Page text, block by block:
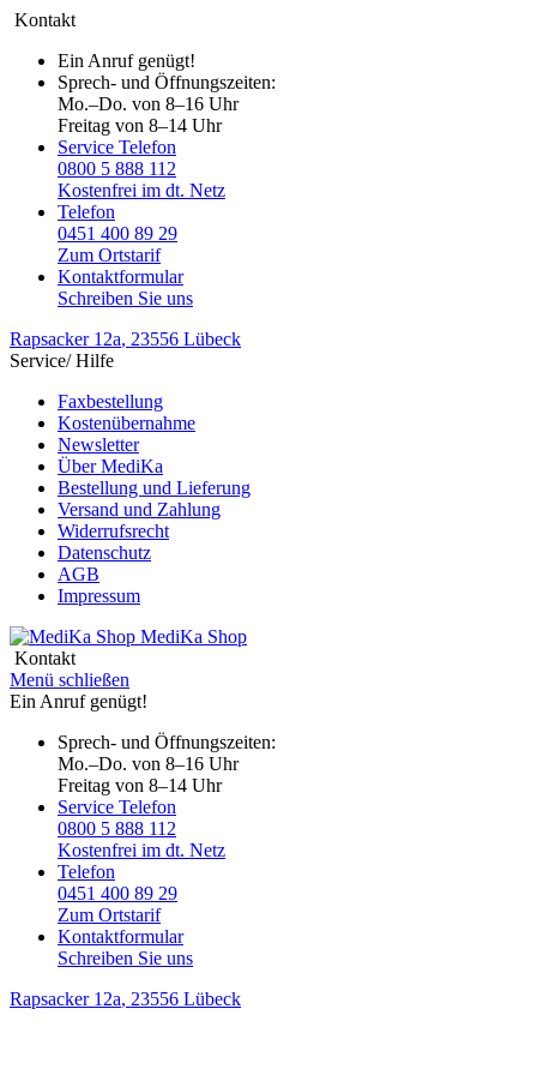
Kontakt
Ein Anruf genügt!
Sprech- und Öffnungszeiten:
Mo.–Do. von 8–16 Uhr
Freitag von 8–14 Uhr
Service Telefon
0800 5 888 112
Kostenfrei im dt. Netz
Telefon
0451 400 89 29
Zum Ortstarif
Kontaktformular
Schreiben Sie uns
Rapsacker 12a, 23556 Lübeck
Service/ Hilfe
Faxbestellung
Kostenübernahme
Newsletter
Über MediKa
Bestellung und Lieferung
Versand und Zahlung
Widerrufsrecht
Datenschutz
AGB
Impressum
MediKa Shop
Kontakt
Menü schließen
Ein Anruf genügt!
Sprech- und Öffnungszeiten:
Mo.–Do. von 8–16 Uhr
Freitag von 8–14 Uhr
Service Telefon
0800 5 888 112
Kostenfrei im dt. Netz
Telefon
0451 400 89 29
Zum Ortstarif
Kontaktformular
Schreiben Sie uns
Rapsacker 12a, 23556 Lübeck